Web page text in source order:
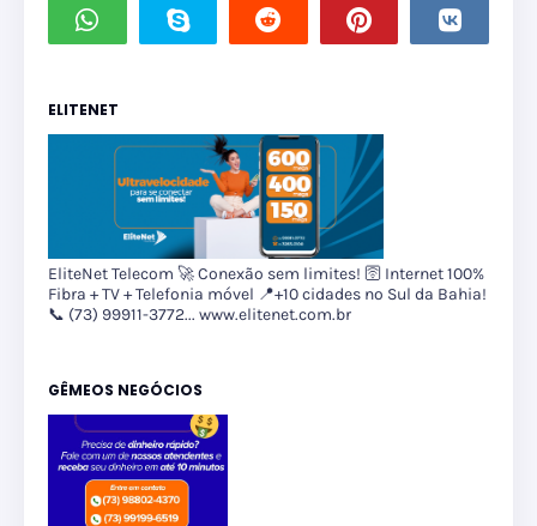
ELITENET
EliteNet Telecom 🚀 Conexão sem limites! 🛜 Internet 100%
Fibra + TV + Telefonia móvel 📍+10 cidades no Sul da Bahia!
📞 (73) 99911-3772... www.elitenet.com.br
GÊMEOS NEGÓCIOS